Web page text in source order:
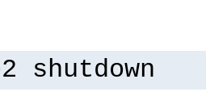
shutdown